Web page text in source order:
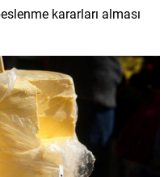
kararları alması